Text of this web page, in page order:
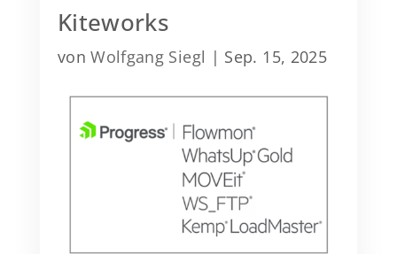
Kiteworks
vonWolfgang Siegl | Sep. 15, 2025